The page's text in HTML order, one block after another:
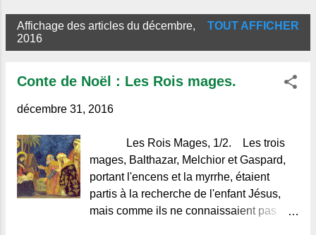
A
r
Affichage des articles du décembre,
2016
TOUT AFFICHER
Conte de Noël : Les Rois mages.
décembre 31, 2016
Les Rois Mages, 1/2. Les trois
mages, Balthazar, Melchior et Gaspard,
portant l'encens et la myrrhe, étaient
partis à la recherche de l'enfant Jésus,
mais comme ils ne connaissaient pas